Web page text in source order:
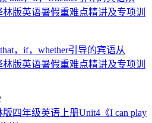
，if，whether引导的宾语从
版英语暑假重难点精讲及专项训